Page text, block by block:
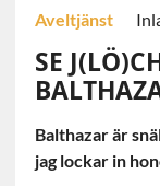
Aveltjänst
SE
Balthazar är
jag lockar in